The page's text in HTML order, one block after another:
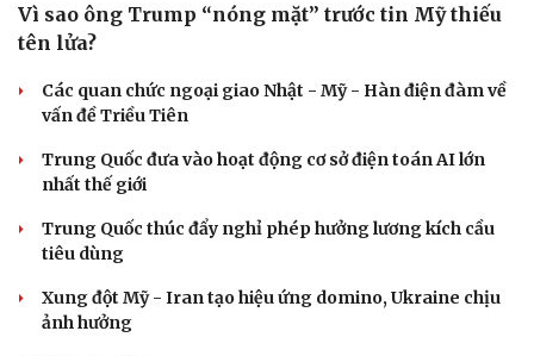
Du lịch
Tư vấn
check-in
Podcast
Cửa sổ tình yêu
Vì sao ông Trump “nóng mặt” trước tin Mỹ thiếu
tên lửa?
Các quan chức ngoại giao Nhật - Mỹ - Hàn điện đàm về
vấn đề Triều Tiên
Trung Quốc đưa vào hoạt động cơ sở điện toán AI lớn
nhất thế giới
Trung Quốc thúc đẩy nghỉ phép hưởng lương kích cầu
tiêu dùng
Xung đột Mỹ - Iran tạo hiệu ứng domino, Ukraine chịu
ảnh hưởng